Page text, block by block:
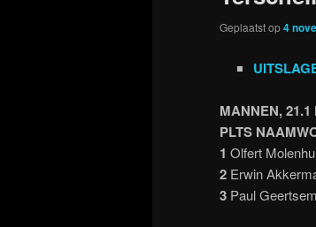
Geplaatst op4
MANNEN, 21.1
PLTS
1 Olfert
2 Erwin
3 Paul